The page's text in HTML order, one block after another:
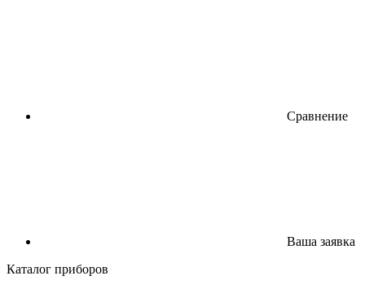
Сравнение
Ваша заявка
Каталог приборов